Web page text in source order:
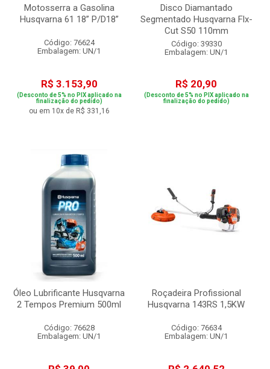
Motosserra a Gasolina
Husqvarna 61 18” P/D18”
Código: 76624
Embalagem: UN/1
R$ 3.153,90
(Desconto de 5% no PIX aplicado na
finalização do pedido)
ou em 10x de R$ 331,16
Disco Diamantado
Segmentado Husqvarna Flx-
Cut S50 110mm
Código: 39330
Embalagem: UN/1
R$ 20,90
(Desconto de 5% no PIX aplicado na
finalização do pedido)
Óleo Lubrificante Husqvarna
2 Tempos Premium 500ml
Código: 76628
Embalagem: UN/1
Roçadeira Profissional
Husqvarna 143RS 1,5KW
Código: 76634
Embalagem: UN/1